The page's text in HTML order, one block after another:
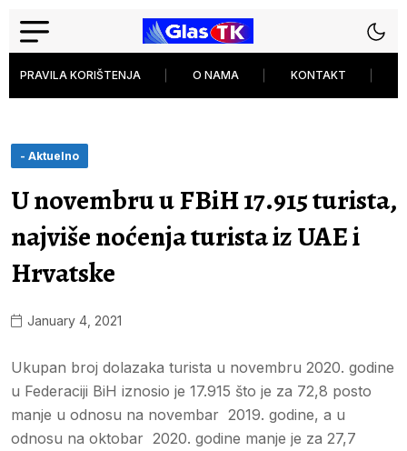
PRAVILA KORIŠTENJA O NAMA KONTAKT
- Aktuelno
U novembru u FBiH 17.915 turista,
najviše noćenja turista iz UAE i
Hrvatske
January 4, 2021
Ukupan broj dolazaka turista u novembru 2020. godine
u Federaciji BiH iznosio je 17.915 što je za 72,8 posto
manje u odnosu na novembar 2019. godine, a u
odnosu na oktobar 2020. godine manje je za 27,7